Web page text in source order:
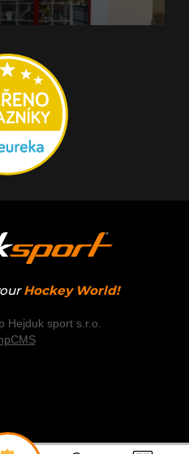
Hockey World!
Hejduk sport s.r.o.